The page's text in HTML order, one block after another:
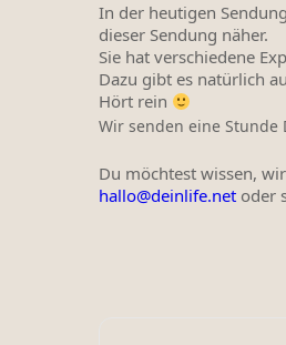
In der heutigen
dieser Sendung näher.
Sie hat verschiedene
Dazu gibt es natürlich
Hört rein
Wir senden eine Stunde
Du möchtest wissen,
hallo@deinlife.net oder